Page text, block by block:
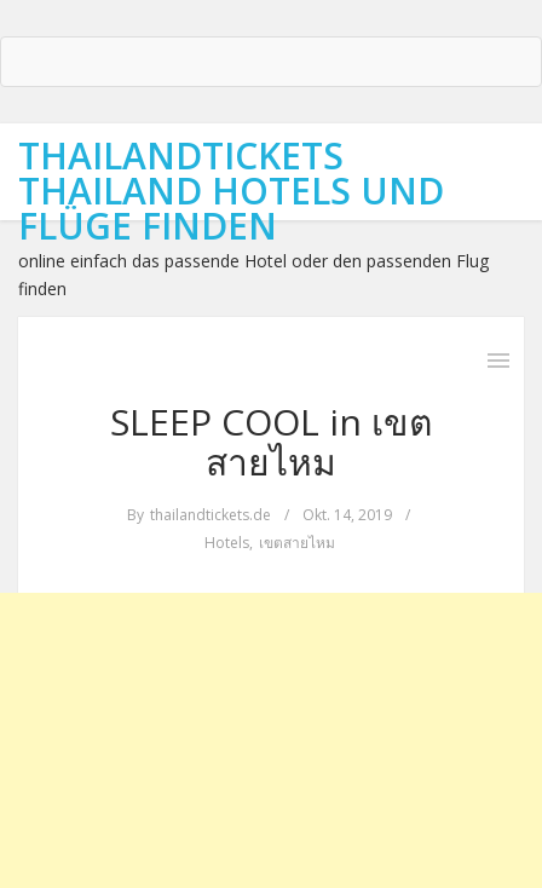
THAILANDTICKETS
THAILAND HOTELS UND
FLÜGE FINDEN
online einfach das passende Hotel oder den passenden Flug
finden
SLEEP COOL in เขต
สายไหม
By thailandtickets.de / Okt. 14, 2019
/
Hotels, เขตสายไหม